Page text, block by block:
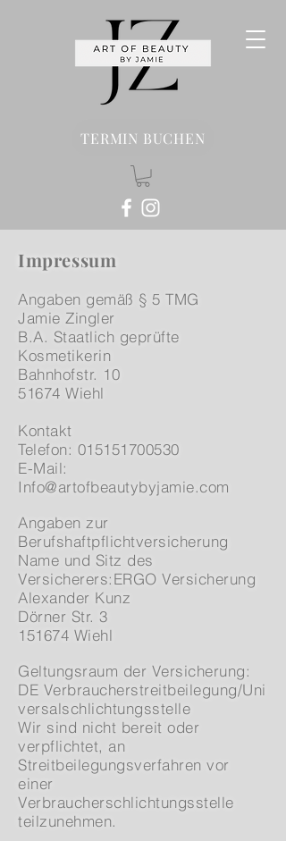
TERMIN BUCHEN
Impressum
Angaben gemäß § 5 TMG
Jamie Zingler
B.A. Staatlich geprüfte
Kosmetikerin
Bahnhofstr. 10
51674 Wiehl
Kontakt
Telefon: 015151700530
E-Mail:
Info@artofbeautybyjamie.com
Angaben zur
Berufshaftpflichtversicherung
Name und Sitz des
Versicherers:ERGO Versicherung
Alexander Kunz
Dörner Str. 3
151674 Wiehl
Geltungsraum der Versicherung:
DE Verbraucherstreitbeilegung/Uni
versalschlichtungsstelle
Wir sind nicht bereit oder
verpflichtet, an
Streitbeilegungsverfahren vor
einer
Verbraucherschlichtungsstelle
teilzunehmen.